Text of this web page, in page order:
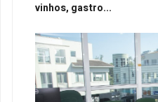
vinhos, gastro...